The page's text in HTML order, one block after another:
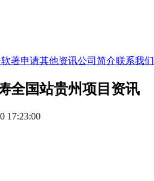
软著申请其他资讯公司简介联系我们
全国站贵州项目资讯
17:23:00